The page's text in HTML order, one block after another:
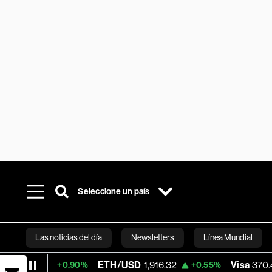
Seleccione un país
Las noticias del día Newsletters Línea Mundial
Bloomberg
ETH/USD 1,916.32 +0.55% Visa 370.47